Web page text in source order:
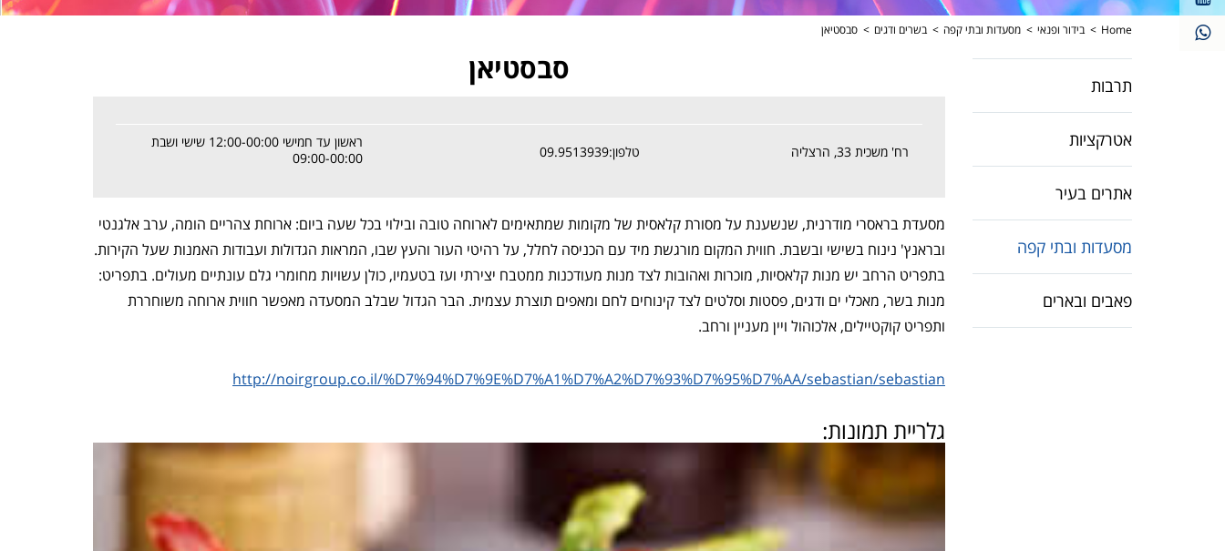
אינסטגרם
חיצוני
לעמוד Home בידור ופנאי מסעדות ובתי קפה בשרים ודגים סבסטיאן
סבסטיאן
רח' משכית 33, הרצליה טלפון:09.9513939
ראשון עד חמישי 12:00-00:00 שישי ושבת
09:00-00:00
מסעדת בראסרי מודרנית, שנשענת על מסורת קלאסית של מקומות שמתאימים לארוחה טובה ובילוי בכל שעה ביום: ארוחת צהריים הומה, ערב אלגנטי
ובראנץ' נינוח בשישי ובשבת. חווית המקום מורגשת מיד עם הכניסה לחלל, על רהיטי העור והעץ שבו, המראות הגדולות ועבודות האמנות שעל הקירות.
בתפריט הרחב יש מנות קלאסיות, מוכרות ואהובות לצד מנות מעודכנות ממטבח יצירתי ועז בטעמיו, כולן עשויות מחומרי גלם עונתיים מעולים. בתפריט:
מנות בשר, מאכלי ים ודגים, פסטות וסלטים לצד קינוחים לחם ומאפים תוצרת עצמית. הבר הגדול שבלב המסעדה מאפשר חווית ארוחה משוחררת
ותפריט קוקטיילים, אלכוהול ויין מעניין ורחב.
http://noirgroup.co.il/%D7%94%D7%9E%D7%A1%D7%A2%D7%93%D7%95%D7%AA/sebastian/sebastian
גלריית תמונות:
Previous Next
תרבות
אטרקציות
אתרים בעיר
מסעדות ובתי קפה
פאבים ובארים